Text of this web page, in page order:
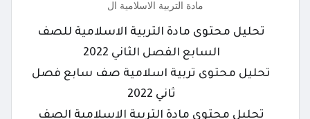
مادة التربية الاسلامية ال
تحليل محتوى مادة التربية الاسلامية للصف
السابع الفصل الثاني 2022
تحليل محتوى تربية اسلامية صف سابع فصل
ثاني 2022
تحليل محتوى مادة التربية الاسلامية الصف